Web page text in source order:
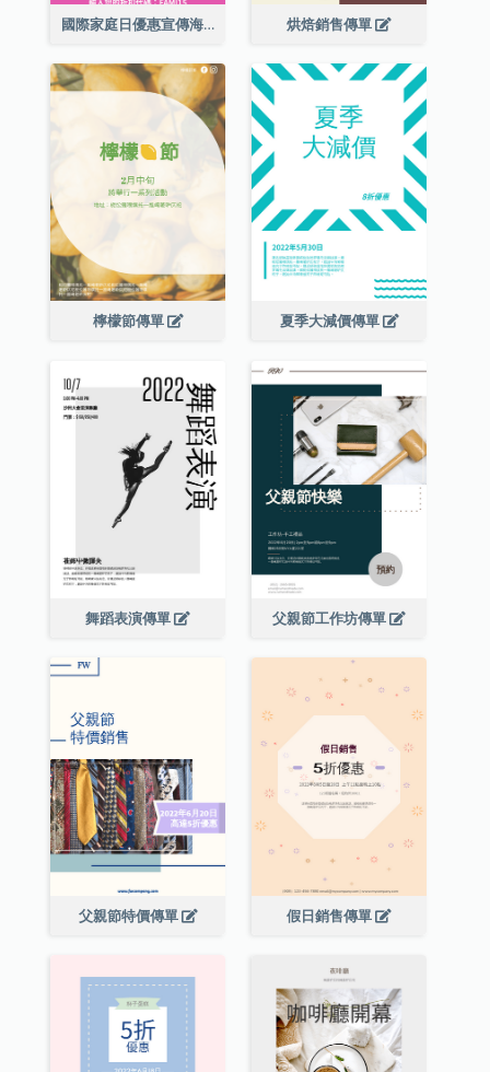
國際家庭日優惠宣傳海報 烘焙銷售傳單
檸檬節傳單 夏季大減價傳單
舞蹈表演傳單 父親節工作坊傳單
父親節特價傳單 假日銷售傳單